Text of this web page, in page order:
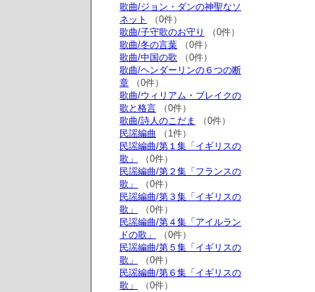
歌曲/ジョン・ダンの神聖なソ
ネット
（0件）
歌曲/子守歌のお守り
（0件）
歌曲/冬の言葉 （0件）
歌曲/中国の歌 （0件）
歌曲/ヘンダーリンの６つの断
章 （0件）
歌曲/ウィリアム・ブレイクの
歌と格言 （0件）
歌曲/詩人のこだま
（0件）
民謡編曲 （1件）
民謡編曲/第１集「イギリスの
歌」
（0件）
民謡編曲/第２集「フランスの
歌」
（0件）
民謡編曲/第３集「イギリスの
歌」
（0件）
民謡編曲/第４集「アイルラン
ドの歌」
（0件）
民謡編曲/第５集「イギリスの
歌」
（0件）
民謡編曲/第６集「イギリスの
歌」
（0件）